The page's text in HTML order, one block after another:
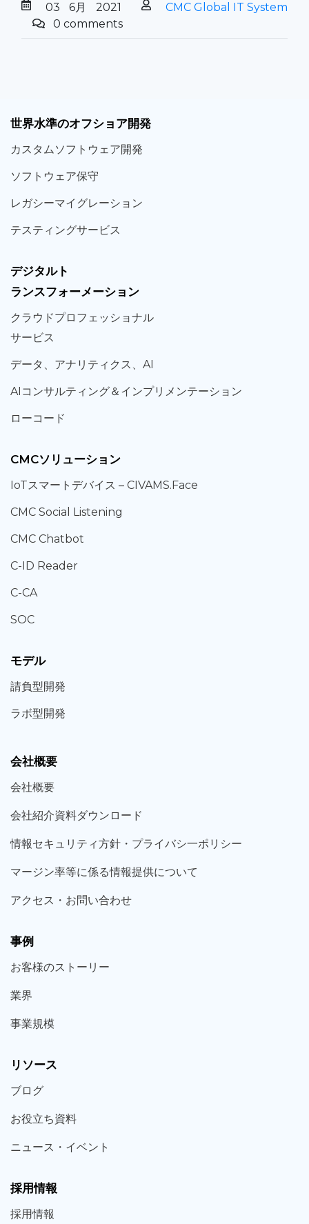
03
6月 2021
CMC Global IT System
0 comments
世界水準のオフショア開発
カスタムソフトウェア開発
ソフト ウェア保守
レガシーマイグレーション
テスティングサービス
デジタルト
ランスフォーメーション
クラウドプロフェッショナル
サービス
データ、 アナリティクス、 AI
AIコンサルティング＆ インプリメンテーション
ローコード
CMCソリューション
IoTスマートデバイス – CIVAMS.Face
CMC Social Listening
CMC Chatbot
C-ID Reader
C-CA
SOC
モデル
請負型開発
ラボ型開発
会社概要
会社概要
会社紹介資料ダウンロード
情報セキュリティ方針・プライバシ一ポリシー
マージン率等に係る情報提供について
アクセス・お問い合わせ
事例
お客様のストーリー
業界
事業規模
リソース
ブログ
お役立ち資料
ニュース・ イベント
採用情報
採用情報